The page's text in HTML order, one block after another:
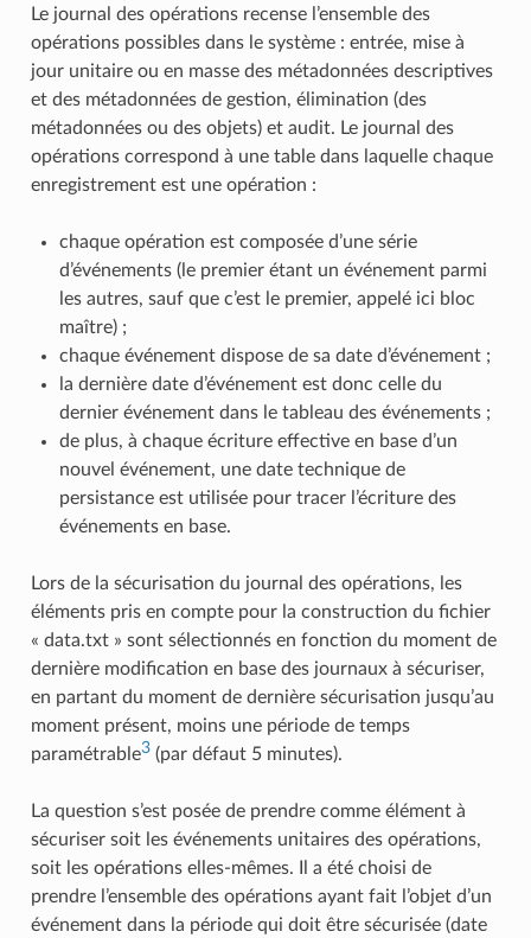
Le journal des opérations recense l’ensemble des
opérations possibles dans le système : entrée, mise à
jour unitaire ou en masse des métadonnées descriptives
et des métadonnées de gestion, élimination (des
métadonnées ou des objets) et audit. Le journal des
opérations correspond à une table dans laquelle chaque
enregistrement est une opération :
chaque opération est composée d’une série
d’événements (le premier étant un événement parmi
les autres, sauf que c’est le premier, appelé ici bloc
maître) ;
chaque événement dispose de sa date d’événement ;
la dernière date d’événement est donc celle du
dernier événement dans le tableau des événements ;
de plus, à chaque écriture effective en base d’un
nouvel événement, une date technique de
persistance est utilisée pour tracer l’écriture des
événements en base.
Lors de la sécurisation du journal des opérations, les
éléments pris en compte pour la construction du fichier
« data.txt » sont sélectionnés en fonction du moment de
dernière modification en base des journaux à sécuriser,
en partant du moment de dernière sécurisation jusqu’au
moment présent, moins une période de temps
paramétrable3(par défaut 5 minutes).
La question s’est posée de prendre comme élément à
sécuriser soit les événements unitaires des opérations,
soit les opérations elles-mêmes. Il a été choisi de
prendre l’ensemble des opérations ayant fait l’objet d’un
événement dans la période qui doit être sécurisée (date